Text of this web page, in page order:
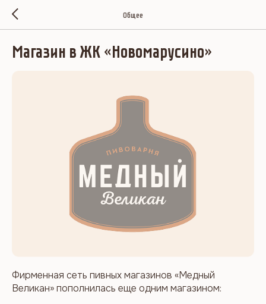
Общее
Магазин в ЖК «Новомарусино»
Фирменная сеть пивных магазинов «Медный
Великан» пополнилась еще одним магазином: